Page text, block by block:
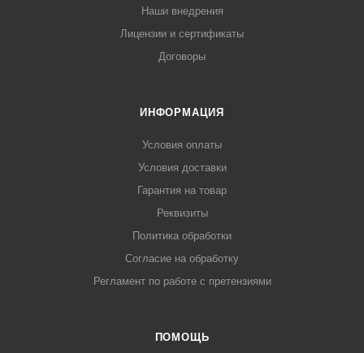
Наши внедрения
Лицензии и сертификаты
Договоры
ИНФОРМАЦИЯ
Условия оплаты
Условия доставки
Гарантия на товар
Реквизиты
Политика обработки
Согласие на обработку
Регламент по работе с претензиями
ПОМОЩЬ